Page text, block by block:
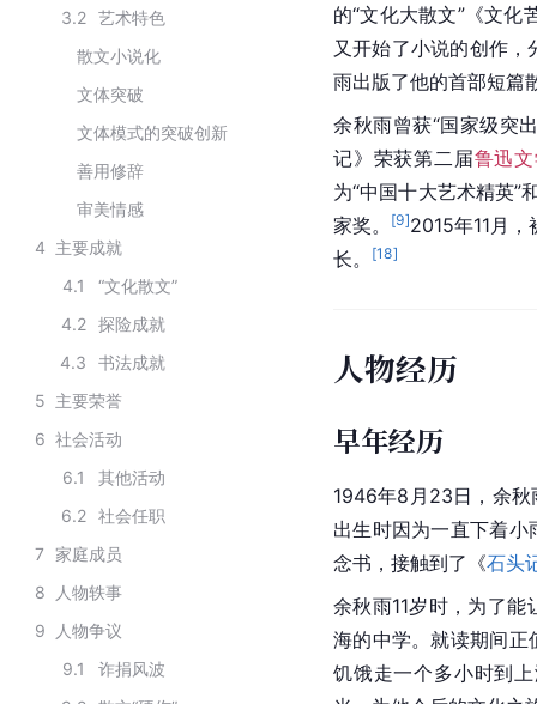
3.2
艺术特色
散文小说化
文体突破
文体模式的突破创新
善用修辞
审美情感
4 主要成就
4.1
“文化散文”
4.2
探险成就
4.3
书法成就
5 主要荣誉
6 社会活动
6.1
其他活动
6.2
社会任职
7 家庭成员
8
人物轶事
9
人物争议
9.1
诈捐风波
的“文化大散文”《文化
又开始了小说的创作，
雨出版了他的首部短篇
余秋雨曾获“国家级突
记》荣获第二届鲁迅
为“中国十大艺术精英”
家奖。
[9]2015年11月
长。
[18]
人物经历
早年经历
1946年8月23日，余秋
出生时因为一直下着
念书，接触到了《石头
余秋雨11岁时，为了
海的中学。就读期间正
饥饿走一个多小时到